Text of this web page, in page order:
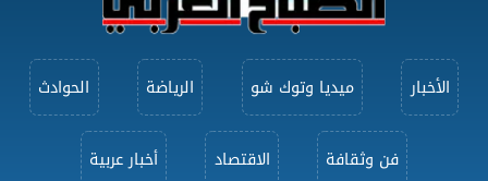
الأخبار ميديا وتوك شو الرياضة الحوادث
فن وثقافة الاقتصاد أخبار عربية